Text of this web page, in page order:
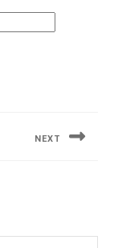
NEXT